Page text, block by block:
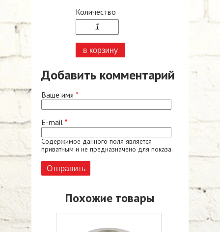
Количество
Добавить комментарий
Ваше имя *
E-mail *
Содержимое данного поля является
приватным и не предназначено для показа.
Похожие товары